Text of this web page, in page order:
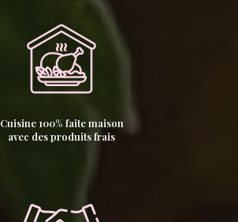
Cuisine 100% faite maison
avec des produits frais